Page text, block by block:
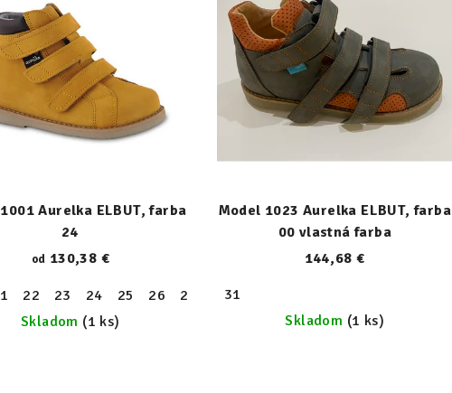
31 32 33 34 35 36 38
Aurelka ELBUT, farba
24
od 130,38 €
22 23 24 25 26 27 28
Skladom (1 ks)
Model 1023 Aurelka ELBUT, farba
00 vlastná farba
144,68 €
31
Skladom (1 ks)